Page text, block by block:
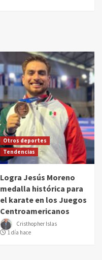
Otros deportes
Tendencias
Logra Jesús Moreno
medalla histórica para
el karate en los Juegos
Centroamericanos
Cristhopher Islas
1 día hace